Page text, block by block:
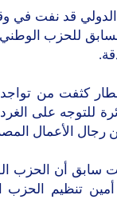
بمطار القاهرة الدولي
للحزب
على
رجال الأعمال
سابق أن الحزب
تنظيم الحزب